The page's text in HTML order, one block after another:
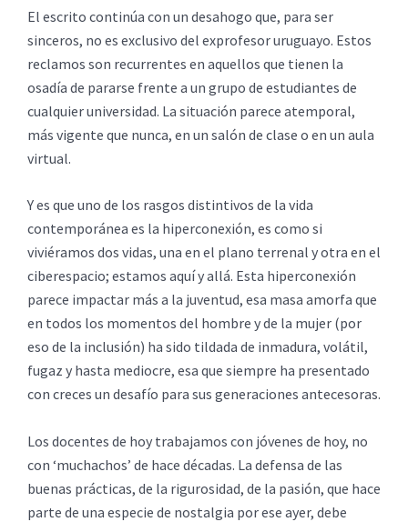
El escrito continúa con un desahogo que, para ser
sinceros, no es exclusivo del exprofesor uruguayo. Estos
reclamos son recurrentes en aquellos que tienen la
osadía de pararse frente a un grupo de estudiantes de
cualquier universidad. La situación parece atemporal,
más vigente que nunca, en un salón de clase o en un aula
virtual.
Y es que uno de los rasgos distintivos de la vida
contemporánea es la hiperconexión, es como si
viviéramos dos vidas, una en el plano terrenal y otra en el
ciberespacio; estamos aquí y allá. Esta hiperconexión
parece impactar más a la juventud, esa masa amorfa que
en todos los momentos del hombre y de la mujer (por
eso de la inclusión) ha sido tildada de inmadura, volátil,
fugaz y hasta mediocre, esa que siempre ha presentado
con creces un desafío para sus generaciones antecesoras.
Los docentes de hoy trabajamos con jóvenes de hoy, no
con ‘muchachos’ de hace décadas. La defensa de las
buenas prácticas, de la rigurosidad, de la pasión, que hace
parte de una especie de nostalgia por ese ayer, debe